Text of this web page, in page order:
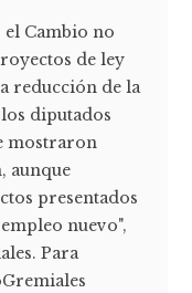
Cambio no
de ley
reducción de la
diputados
mostraron
aunque
presentados
nuevo",
Para